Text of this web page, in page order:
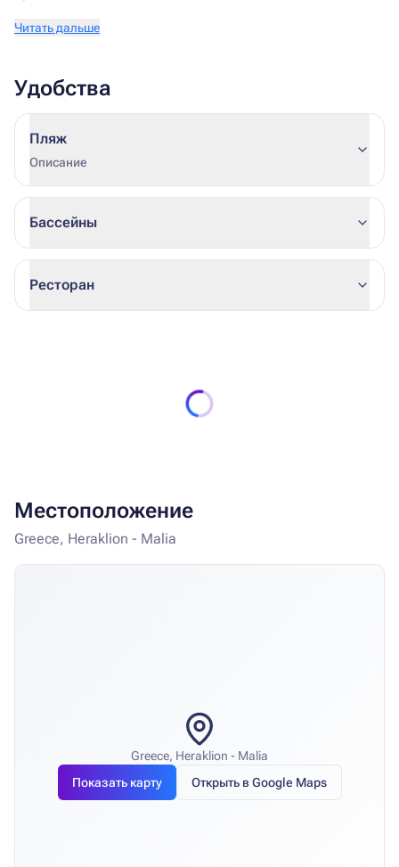
Читать дальше
Удобства
Пляж
Описание
Бассейны
Ресторан
Местоположение
Greece, Heraklion - Malia
Greece, Heraklion - Malia
Показать карту
Открыть в Google Maps